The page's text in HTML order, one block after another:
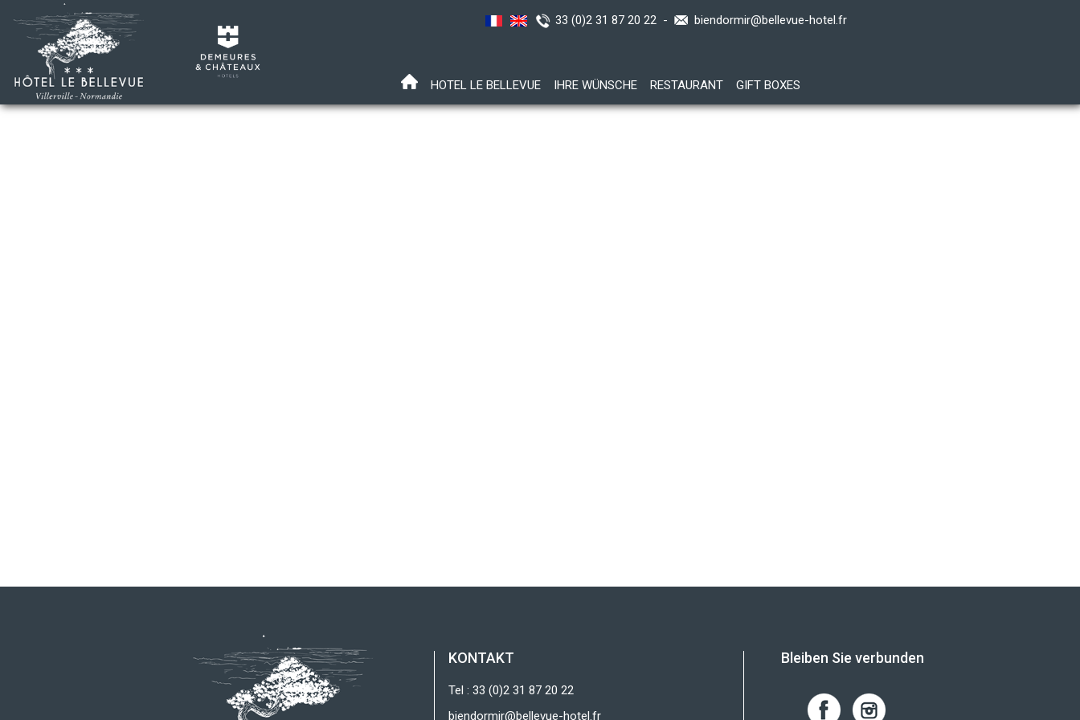
biendormir@bellevue-hotel.fr
33 (0)2 31 87 20 22 -
HOTEL LE BELLEVUE IHRE WÜNSCHE RESTAURANT GIFT BOXES
KONTAKT
Tel : 33 (0)2 31 87 20 22
biendormir@bellevue-hotel.fr
Bleiben Sie verbunden